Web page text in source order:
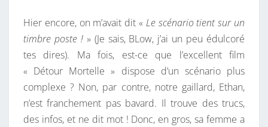
Hier encore, on m’avait dit « Le scénario tient sur un
timbre poste !» (Je sais, BLow, j’ai un peu édulcoré
tes dires). Ma fois, est-ce que l’excellent film
« Détour Mortelle » dispose d’un scénario plus
complexe ? Non, par contre, notre gaillard, Ethan,
n’est franchement pas bavard. Il trouve des trucs,
des infos, et ne dit mot ! Donc, en gros, sa femme a